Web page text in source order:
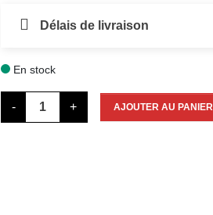
Délais de livraison
En stock
- + AJOUTER AU PANIER